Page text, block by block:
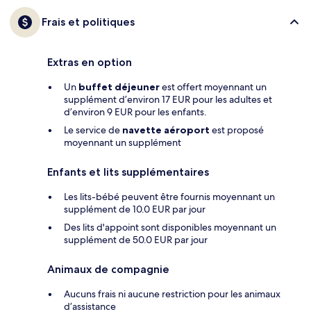
Frais et politiques
Extras en option
Un buffet déjeunerest offert moyennant un
supplément d’environ 17 EUR pour les adultes et
d’environ 9 EUR pour les enfants.
Le service de navette aéroport est proposé
moyennant un supplément
Enfants et lits supplémentaires
Les lits-bébé peuvent être fournis moyennant un
supplément de 10.0 EUR par jour
Des lits d'appoint sont disponibles moyennant un
supplément de 50.0 EUR par jour
Animaux de compagnie
Aucuns frais ni aucune restriction pour les animaux
d’assistance